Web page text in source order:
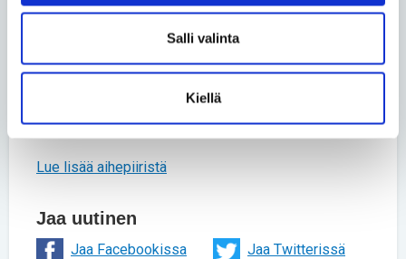
Salli valinta
Kiellä
soviteltavaa, Mirka kertoo.
Mirka suosittelee verkko-opiskelua kaikille, kunhan
vain olosuhteet ja välineet saa järjestettyä opintoja
Teksti: Vilma Timonen
Lue lisää aihepiiristä
Jaa uutinen
Jaa Facebookissa
Jaa Twitterissä